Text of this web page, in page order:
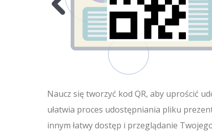
Naucz się tworzyć kod QR, aby uprościć
ułatwia proces udostępniania pliku
innym łatwy dostęp i przeglądanie